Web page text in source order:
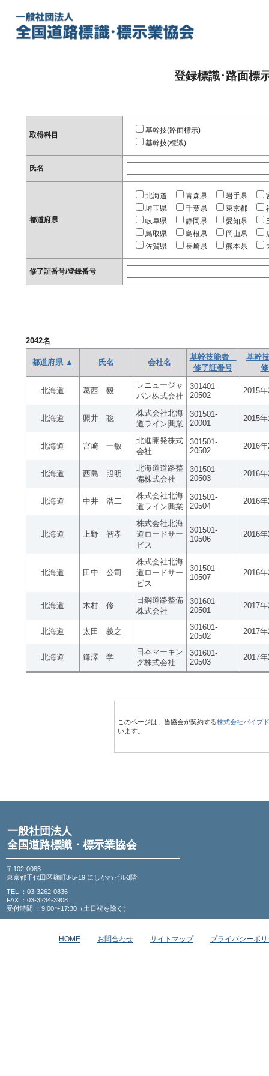
登録標識･路面標
取得科目
基幹技(路面標示)
基幹技(標識)
氏名
都道府県
北海道 青森県 岩手県
埼玉県
千葉県 東京都
岐阜県
静岡県 愛知県
鳥取県
島根県 岡山県
佐賀県
長崎県 熊本県
修了証番号/登録番号
2042名
都道府県 ▲ 氏名 会社名
基幹技能者
修了証番号
基幹
北海道 葛西 毅
レニュージャ
パン株式会社
301401-
20502
2015
北海道 照井 聡
株式会社北海
道ライン興業
301501-
20001
2015
北海道 宮崎 一敏
北進開発株式
会社
301501-
20502
2016
北海道 西島 照明
北海道道路整
備株式会社
301501-
20503
2016
北海道 中井 浩二
株式会社北海
道ライン興業
301501-
20504
2016
北海道 上野 智孝
株式会社北海
道ロードサー
ビス
301501-
10506
2016
北海道 田中 公司
株式会社北海
道ロードサー
ビス
301501-
10507
2016
北海道 木村 修
日鋼道路整備
株式会社
301601-
20501
2017
北海道 太田 義之
301601-
20502
2017
北海道 鎌澤 学
日本マーキン
グ株式会社
301601-
20503
2017
このページは、当協会が契約する株式会社パイプ
います。
一般社団法人
全国道路標識・標示業協会
〒102-0083
東京都千代田区麹町3-5-19 にしかわビル3階
TEL ：03-3262-0836
FAX ：03-3234-3908
受付時間 ：9:00〜17:30（土日祝を除く）
HOME お問合わせ サイトマップ プライバシーポ